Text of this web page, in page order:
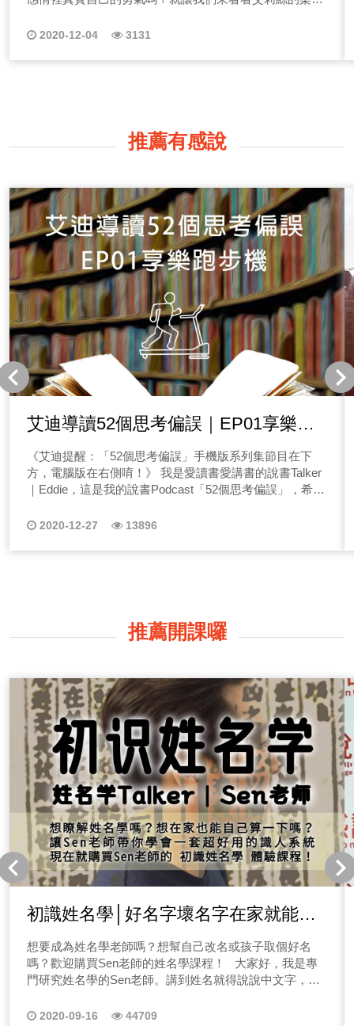
2020-12-04 3131
推薦有感說
艾迪導讀52個思考偏誤｜EP01享樂跑
步機
《艾迪提醒：「52個思考偏誤」手機版系列集節目在下
方，電腦版在右側唷！》 我是愛讀書愛講書的說書Talker
｜Eddie，這是我的說書Podcast「52個思考偏誤」，希望
卻不滿足？你正今天的站在「享樂跑步機」上！心理學家
傷，終有回歸平靜的一天 然而如果不能發現這樣的自然運
思考偏誤｜EP01享樂跑步機 艾迪導讀52個思考偏誤｜
EP02存活者偏誤 艾迪導讀52個思考偏誤｜EP03稟賦效應
EP06月暈效應 艾迪導讀52個思考偏誤｜EP07沉沒成本謬
誤 艾迪導讀52個思考偏誤｜EP08零風險偏誤 艾迪導讀52
個思考偏誤｜EP09賭徒的謬誤
2020-12-27 13896
推薦開課囉
初識姓名學│好名字壞名字在家就能自
己算
想要成為姓名學老師嗎？想幫自己改名或孩子取個好名
嗎？歡迎購買Sen老師的姓名學課程！ 大家好，我是專
門研究姓名學的Sen老師。講到姓名就得說說中文字，也
精隨，每個字都有其本身的力量與靈魂。 明白姓名學有什
2020-09-16 44709